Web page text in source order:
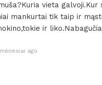
vieta galvoji.Kur
mankurtai tik taip ir
ir
ago